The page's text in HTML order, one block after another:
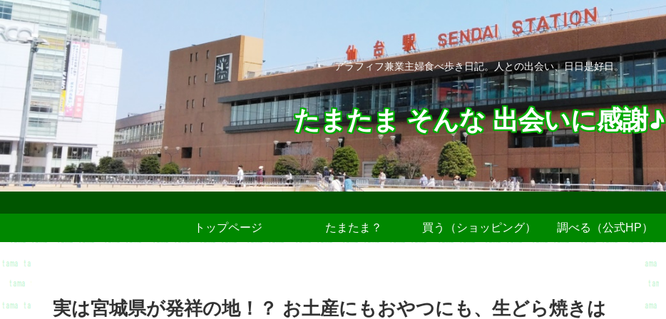
アラフィフ兼業主婦食べ歩き日記。人との出会い、日日是好日。
たまたま そんな 出会いに感謝♪
トップページ たまたま？ 買う（ショッピング） 調べる（公式HP）
実は宮城県が発祥の地！？ お土産にもおやつにも、生どら焼きは